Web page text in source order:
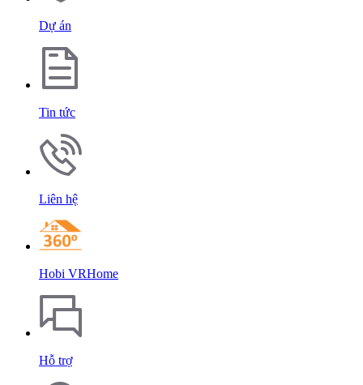
Dự án
Tin tức
Liên hệ
Hobi VRHome
Hỗ trợ